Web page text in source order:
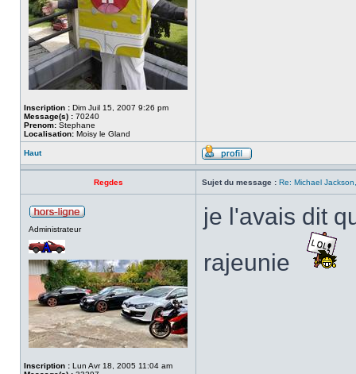
Inscription : Dim Juil 15, 2007 9:26 pm
Message(s) : 70240
Prenom: Stephane
Localisation: Moisy le Gland
Haut
Regdes Sujet du message : Re: Michael
Administrateur
Inscription : Lun Avr 18, 2005 11:04 am
je l'avais dit
rajeunie